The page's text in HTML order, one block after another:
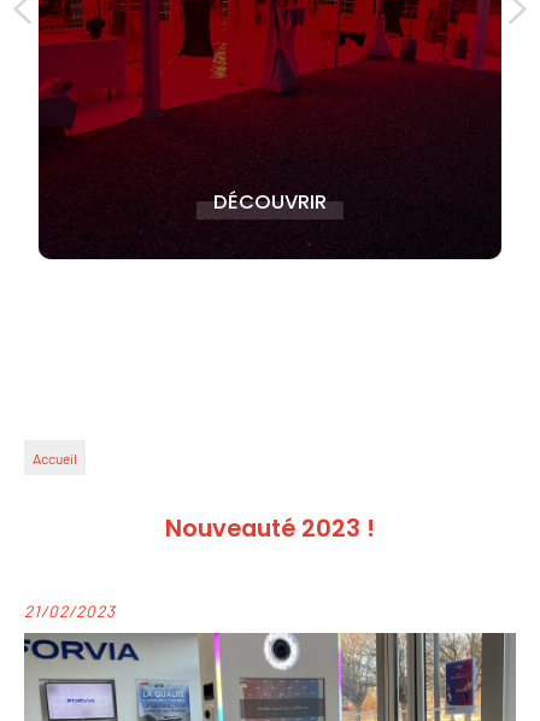
DÉCOUVRIR
Accueil
Nouveauté 2023 !
21/02/2023